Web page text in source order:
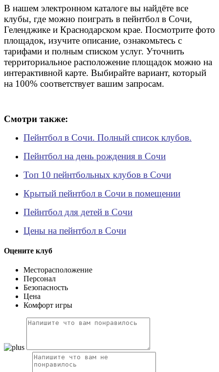
В нашем электронном каталоге вы найдёте все
клубы, где можно поиграть в пейнтбол в Сочи,
Геленджике и Краснодарском крае. Посмотрите фото
площадок, изучите описание, ознакомьтесь с
тарифами и полным списком услуг. Уточнить
территориальное расположение площадок можно на
интерактивной карте. Выбирайте вариант, который
на 100% соответствует вашим запросам.
Смотри также:
Пейнтбол в Сочи. Полный список клубов.
Пейнтбол на день рождения в Сочи
Топ 10 пейнтбольных клубов в Сочи
Крытый пейнтбол в Сочи в помещении
Пейнтбол для детей в Сочи
Цены на пейнтбол в Сочи
Оцените клуб
Месторасположение
Персонал
Безопасность
Цена
Комфорт игры